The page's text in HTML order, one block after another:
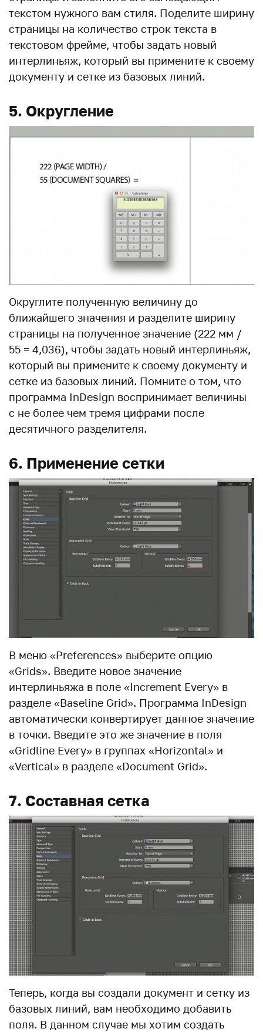
текстом нужного вам стиля. Поделите ширину
страницы на количество строк текста в
текстовом фрейме, чтобы задать новый
интерлиньяж, который вы примените к своему
документу и сетке из базовых линий.
5. Округление
Округлите полученную величину до
ближайшего значения и разделите ширину
страницы на полученное значение (222 мм /
55 = 4,036), чтобы задать новый интерлиньяж,
который вы примените к своему документу и
сетке из базовых линий. Помните о том, что
программа InDesign воспринимает величины
с не более чем тремя цифрами после
десятичного разделителя.
6. Применение сетки
В меню «Preferences» выберите опцию
«Grids». Введите новое значение
интерлиньяжа в поле «Increment Every» в
разделе «Baseline Grid». Программа InDesign
автоматически конвертирует данное значение
в точки. Введите это же значение в поля
«Gridline Every» в группах «Horizontal» и
«Vertical» в разделе «Document Grid».
7. Составная сетка
Теперь, когда вы создали документ и сетку из
базовых линий, вам необходимо добавить
поля. В данном случае мы хотим создать